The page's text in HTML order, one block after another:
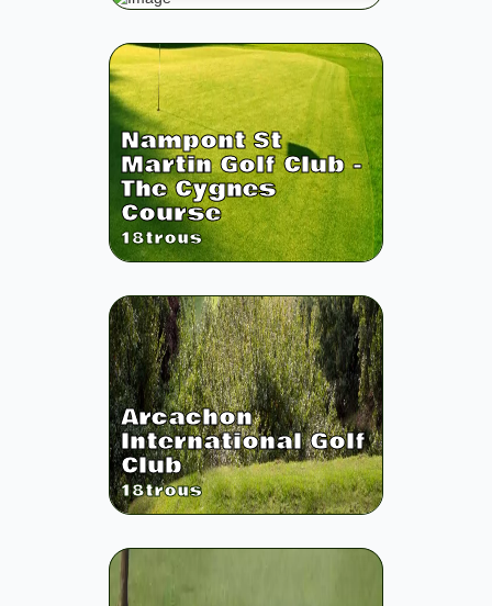
Nampont St
Martin Golf Club -
The Cygnes
Course
18trous
Arcachon
International Golf
Club
18trous